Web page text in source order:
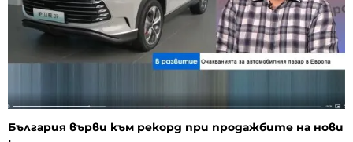
България върви към рекорд при продажбите на нови